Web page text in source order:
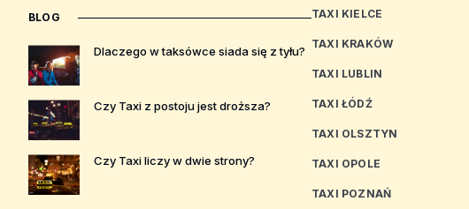
BLOG
Dlaczego w taksówce siada się z tyłu?
Czy Taxi z postoju jest droższa?
Czy Taxi liczy w dwie strony?
TAXI KIELCE
TAXI KRAKÓW
TAXI LUBLIN
TAXI ŁÓDŹ
TAXI OLSZTYN
TAXI OPOLE
TAXI POZNAŃ